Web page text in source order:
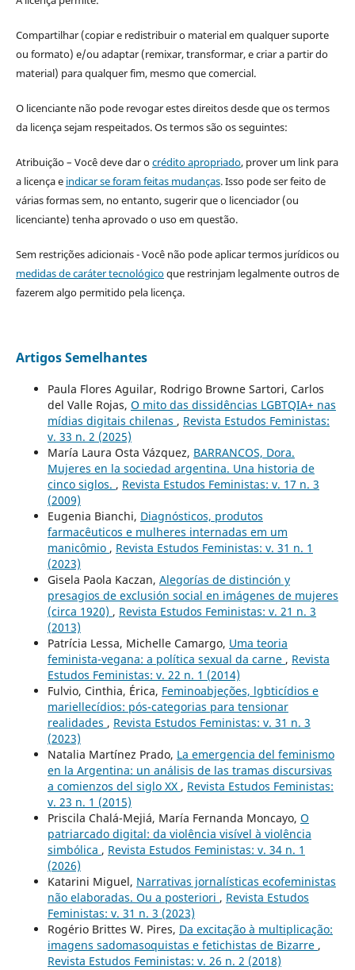
Compartilhar (copiar e redistribuir o material em qualquer suporte
ou formato) e/ou adaptar (remixar, transformar, e criar a partir do
material) para qualquer fim, mesmo que comercial.
O licenciante não pode revogar estes direitos desde que os termos
da licença sejam respeitados. Os termos são os seguintes:
Atribuição – Você deve dar ocrédito apropriado, prover um link para
a licença e indicar se foram feitas mudanças. Isso pode ser feito de
várias formas sem, no entanto, sugerir que o licenciador (ou
licenciante) tenha aprovado o uso em questão.
Sem restrições adicionais - Você não pode aplicar termos jurídicos ou
medidas de caráter tecnológicoque restrinjam legalmente outros de
fazerem algo permitido pela licença.
Artigos Semelhantes
Paula Flores Aguilar, Rodrigo Browne Sartori, Carlos
del Valle Rojas, O mito das dissidências LGBTQIA+ nas
mídias digitais chilenas , Revista Estudos Feministas:
v. 33 n. 2 (2025)
María Laura Osta Vázquez, BARRANCOS, Dora.
Mujeres en la sociedad argentina. Una historia de
cinco siglos. , Revista Estudos Feministas: v. 17 n. 3
(2009)
Eugenia Bianchi, Diagnósticos, produtos
farmacêuticos e mulheres internadas em um
manicômio , Revista Estudos Feministas: v. 31 n. 1
(2023)
Gisela Paola Kaczan, Alegorías de distinción y
presagios de exclusión social en imágenes de mujeres
(circa 1920) , Revista Estudos Feministas: v. 21 n. 3
(2013)
Patrícia Lessa, Michelle Camargo, Uma teoria
feminista-vegana: a política sexual da carne , Revista
Estudos Feministas: v. 22 n. 1 (2014)
Fulvio, Cinthia, Érica, Feminoabjeções, lgbticídios e
mariellecídios: pós-categorias para tensionar
realidades , Revista Estudos Feministas: v. 31 n. 3
(2023)
Natalia Martínez Prado, La emergencia del feminismo
en la Argentina: un análisis de las tramas discursivas
a comienzos del siglo XX , Revista Estudos Feministas:
v. 23 n. 1 (2015)
Priscila Chalá-Mejiá, María Fernanda Moncayo, O
patriarcado digital: da violência visível à violência
simbólica , Revista Estudos Feministas: v. 34 n. 1
(2026)
Katarini Miguel, Narrativas jornalísticas ecofeministas
não elaboradas. Ou a posteriori , Revista Estudos
Feministas: v. 31 n. 3 (2023)
Rogério Brittes W. Pires, Da excitação à multiplicação:
imagens sadomasoquistas e fetichistas de Bizarre ,
Revista Estudos Feministas: v. 26 n. 2 (2018)